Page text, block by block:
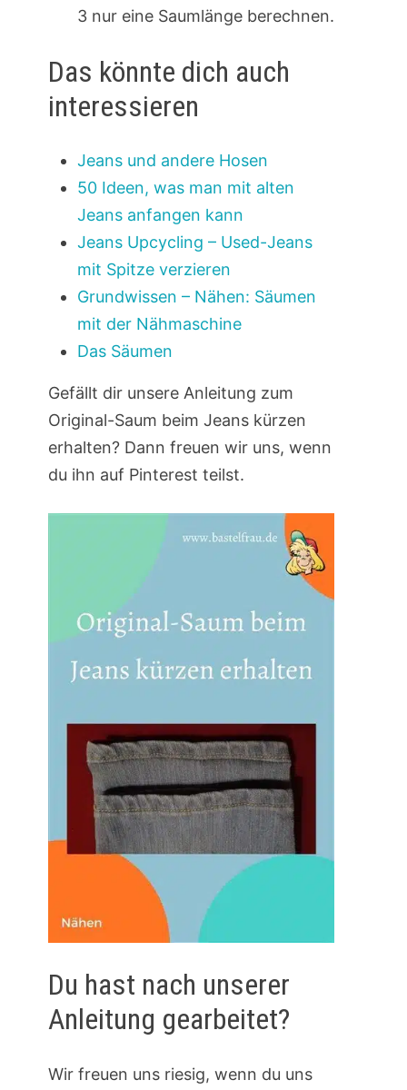
3 nur eine Saumlänge berechnen.
Das könnte dich auch
interessieren
Jeans und andere Hosen
50 Ideen, was man mit alten
Jeans anfangen kann
Jeans Upcycling – Used-Jeans
mit Spitze verzieren
Grundwissen – Nähen: Säumen
mit der Nähmaschine
Das Säumen
Gefällt dir unsere Anleitung zum
Original-Saum beim Jeans kürzen
erhalten? Dann freuen wir uns, wenn
du ihn auf Pinterest teilst.
Du hast nach unserer
Anleitung gearbeitet?
Wir freuen uns riesig, wenn du uns